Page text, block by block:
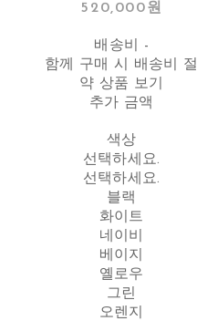
520,000원
배송비 -
함께 구매 시 배송비 절
약 상품 보기
추가 금액
색상
선택하세요.
선택하세요.
블랙
화이트
네이비
베이지
옐로우
그린
오렌지